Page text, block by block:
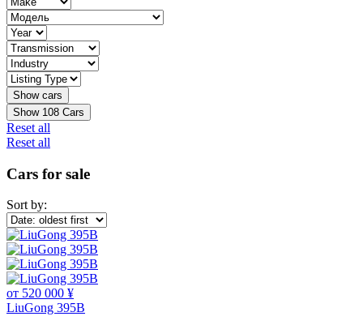
Show 108 Cars
Reset all
Reset all
Cars for sale
Sort by:
от 520 000 ¥
LiuGong 395B